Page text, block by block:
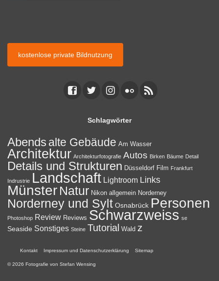
kostenlose private Bildnutzung
Schlagwörter
Abends alte Gebäude Am Wasser
Architektur Architekturfotografie Autos Birken Bäume Detail
Details und Strukturen Düsseldorf Film Frankfurt
Indrustrie Landschaft Lightroom Links
Münster Natur Nikon allgemein Norderney
Norderney und Sylt Osnabrück Personen
Photoshop Review Reviews Schwarzweiss se
Seaside Sonstiges Steine Tutorial Wald z
Kontakt Impressum und Datenschutzerklärung Sitemap
© 2026 Fotografie von Stefan Wensing